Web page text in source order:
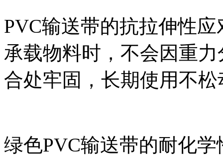
PVC输送带的抗拉伸性
承载物料时，不会因重
合处牢固，长期使用不
绿色PVC输送带的耐化